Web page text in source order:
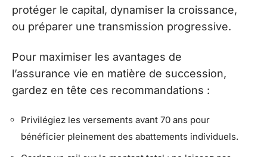
protéger le capital, dynamiser la croissance,
ou préparer une transmission progressive.
Pour maximiser les avantages de
l’assurance vie en matière de succession,
gardez en tête ces recommandations :
Privilégiez les versements avant 70 ans pour
bénéficier pleinement des abattements individuels.